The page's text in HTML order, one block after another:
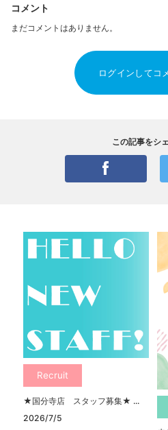
コメント
まだコメントはありません。
ログインしてコ
この記事をシ
Recruit
★国分寺店 スタッフ募集★ ...
2026/7/5